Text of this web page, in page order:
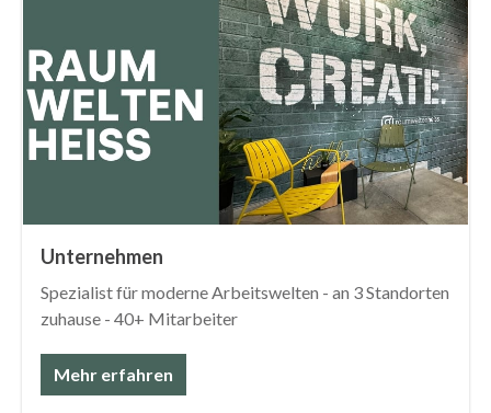
Unternehmen
Spezialist für moderne Arbeitswelten - an 3 Standorten
zuhause - 40+ Mitarbeiter
Mehr erfahren